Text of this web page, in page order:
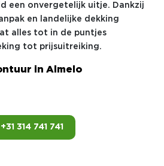
een onvergetelijk uitje. Dankzij
en landelijke dekking
alles tot in de puntjes
tot prijsuitreiking.
in Almelo
314 741 741